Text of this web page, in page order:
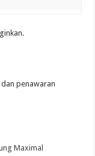
penawaran
Maximal